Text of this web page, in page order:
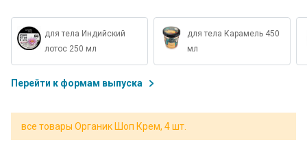
для тела Индийский
лотос 250 мл
для тела Карамель 450
мл
Перейти к формам выпуска
все товары Органик Шоп Крем, 4 шт.